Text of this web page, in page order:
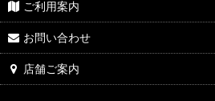
2025年12月DMワイン
2025年11月DMワイン
2025年10月DMワイン
ご利用案内
お問い合わせ
店舗ご案内